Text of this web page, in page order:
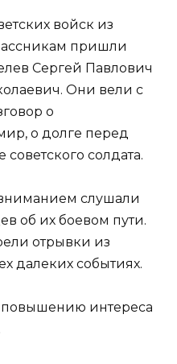
войск из
пришли
Сергей Павлович
Они вели с
о
о долге перед
солдата.
слушали
об их боевом пути.
отрывки из
далеких событиях.
повышению интереса